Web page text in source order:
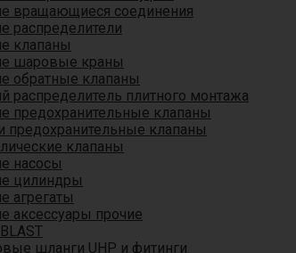
вращающиеся соединения
распределители
клапаны
шаровые краны
обратные клапаны
распределитель плитного монтажа
предохранительные клапаны
предохранительные клапаны
клапаны
насосы
цилиндры
агрегаты
аксессуары прочие
шланги UHP и фитинги